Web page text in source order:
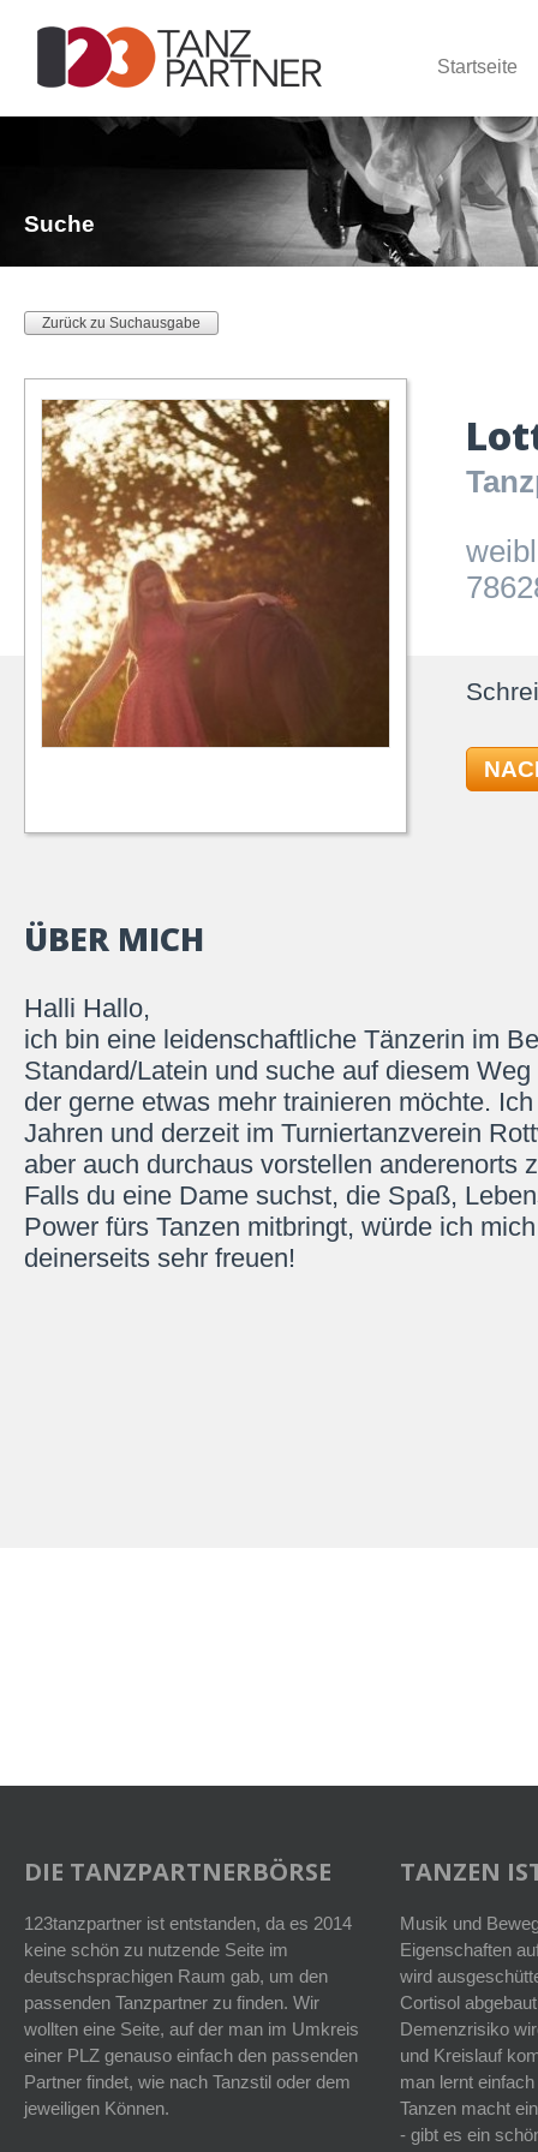
Startseite
Suche
Zurück zu Suchausgabe
ÜBER MICH
Halli Hallo,
ich bin eine leidenschaftliche Tänzerin im
Standard/Latein und suche auf diesem
der gerne etwas mehr trainieren möchte.
Jahren und derzeit im Turniertanzverein
aber auch durchaus vorstellen anderenorts
Falls du eine Dame suchst, die Spaß,
Power fürs Tanzen mitbringt, würde ich
deinerseits sehr freuen!
DIE TANZPARTNERBÖRSE
123tanzpartner ist entstanden, da es 2014
keine schön zu nutzende Seite im
deutschsprachigen Raum gab, um den
passenden Tanzpartner zu finden. Wir
wollten eine Seite, auf der man im Umkreis
einer PLZ genauso einfach den passenden
Partner findet, wie nach Tanzstil oder dem
jeweiligen Können.
TANZEN
Musik und
Eigenschaften
wird
Cortisol
Demenzrisiko
und Kreislauf
man lernt
Tanzen macht
- gibt es ein